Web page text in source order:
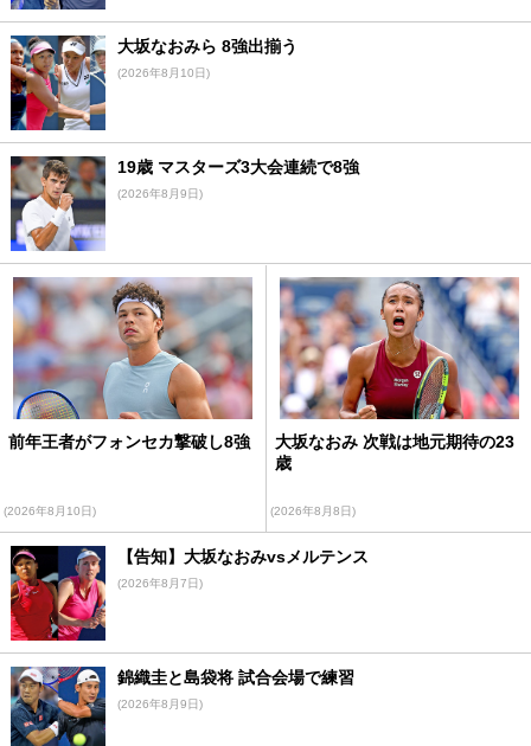
大坂なおみら 8強出揃う
(2026年8月10日)
19歳 マスターズ3大会連続で8強
(2026年8月9日)
前年王者がフォンセカ撃破し8強
(2026年8月10日)
大坂なおみ 次戦は地元期待の23
歳
(2026年8月8日)
【告知】大坂なおみvsメルテンス
(2026年8月7日)
錦織圭と島袋将 試合会場で練習
(2026年8月9日)